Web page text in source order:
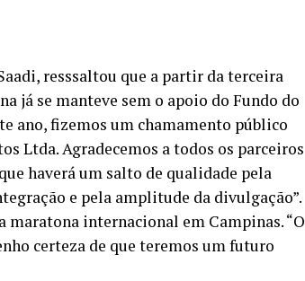
resssaltou que a partir da terceira
já se manteve sem o apoio do Fundo do
ano, fizemos um chamamento público
Ltda. Agradecemos a todos os parceiros
haverá um salto de qualidade pela
e pela amplitude da divulgação”.
internacional em Campinas. “O
certeza de que teremos um futuro